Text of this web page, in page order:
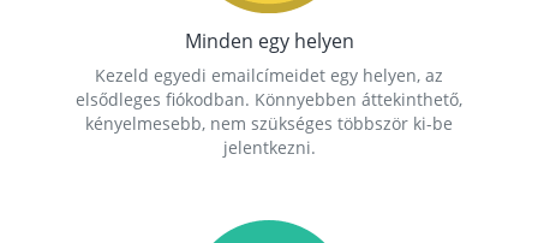
Minden egy helyen
Kezeld egyedi emailcímeidet egy helyen, az
elsődleges fiókodban. Könnyebben áttekinthető,
kényelmesebb, nem szükséges többször ki-be
jelentkezni.